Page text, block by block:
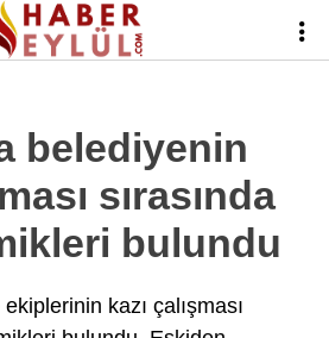
Hattı
22.7
belediyenin
sırasında
bulundu
kazı çalışması